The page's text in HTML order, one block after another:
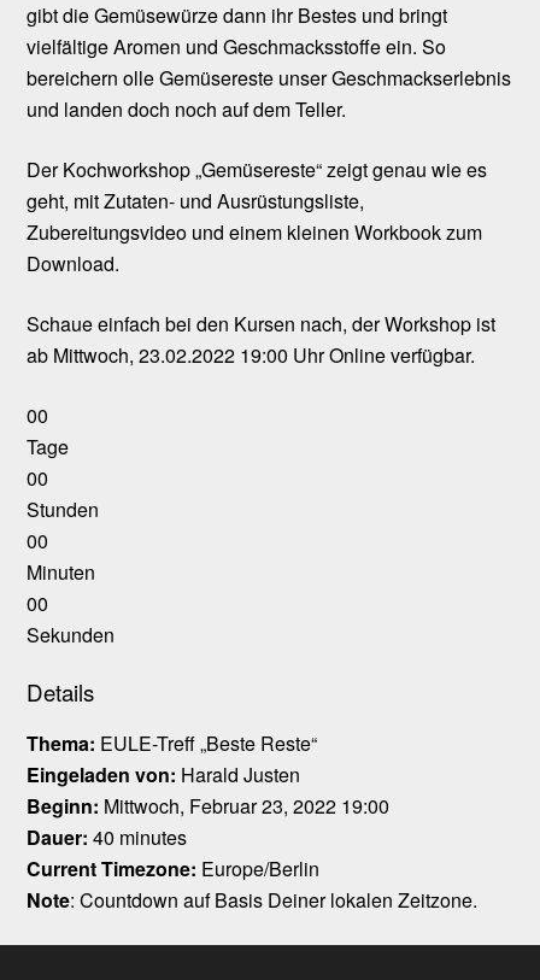
gibt die Gemüsewürze dann ihr Bestes und bringt
vielfältige Aromen und Geschmacksstoffe ein. So
bereichern olle Gemüsereste unser Geschmackserlebnis
und landen doch noch auf dem Teller.
Der Kochworkshop „Gemüsereste“ zeigt genau wie es
geht, mit Zutaten- und Ausrüstungsliste,
Zubereitungsvideo und einem kleinen Workbook zum
Download.
Schaue einfach bei den Kursen nach, der Workshop ist
ab Mittwoch, 23.02.2022 19:00 Uhr Online verfügbar.
00
Tage
00
Stunden
00
Minuten
00
Sekunden
Details
Thema: EULE-Treff „Beste Reste“
Eingeladen von: Harald Justen
Beginn: Mittwoch, Februar 23, 2022 19:00
Dauer: 40 minutes
Current Timezone: Europe/Berlin
Note: Countdown auf Basis Deiner lokalen Zeitzone.